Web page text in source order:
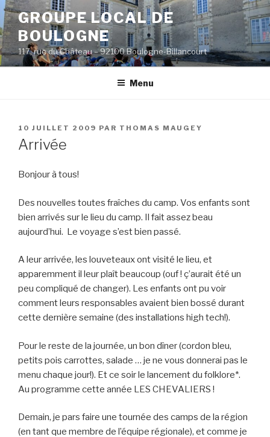
Aller
au
contenu
principal
GROUPE LOCAL DE
BOULOGNE
117, rue du Château – 92100 Boulogne-Billancourt
Menu
PUBLIÉ
LE
10 JUILLET 2009 PAR THOMAS MAUGEY
Arrivée
Bonjour à tous!
Des nouvelles toutes fraîches du camp. Vos enfants sont
bien arrivés sur le lieu du camp. Il fait assez beau
aujourd’hui. Le voyage s’est bien passé.
A leur arrivée, les louveteaux ont visité le lieu, et
apparemment il leur plaît beaucoup (ouf ! ç’aurait été un
peu compliqué de changer). Les enfants ont pu voir
comment leurs responsables avaient bien bossé durant
cette dernière semaine (des installations high tech!).
Pour le reste de la journée, un bon dîner (cordon bleu,
petits pois carrottes, salade … je ne vous donnerai pas le
menu chaque jour!). Et ce soir le lancement du folklore*.
Au programme cette année LES CHEVALIERS !
Demain, je pars faire une tournée des camps de la région
(en tant que membre de l’équipe régionale), et comme je